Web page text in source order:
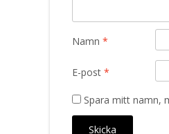
Namn *
E-post *
Spara mitt namn,